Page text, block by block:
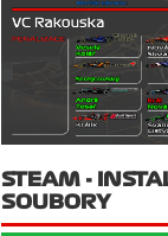
STEAM -
SOUBORY